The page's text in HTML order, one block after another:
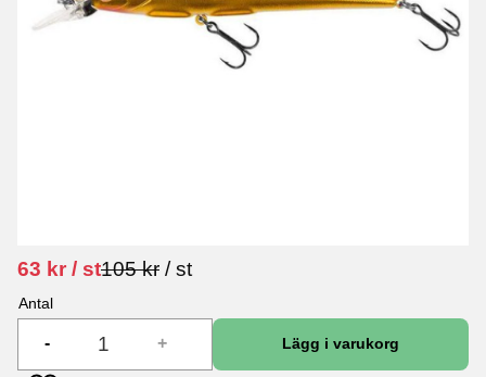
Nedsatt pris:
63 kr / stOrdinarie pris:
105kr /st
Antal
+
-